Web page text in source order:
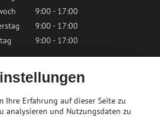
9:00 - 17:00
9:00 - 17:00
9:00 - 17:00
9:00 - 12:00
Geschlossen
Ihre Erfahrung auf dieser Seite zu
analysieren und Nutzungsdaten zu